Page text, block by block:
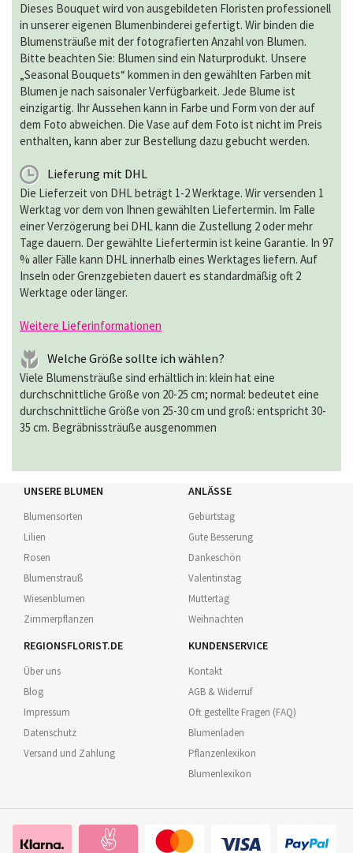
Dieses Bouquet wird von ausgebildeten Floristen professionell
in unserer eigenen Blumenbinderei gefertigt. Wir binden die
Blumensträuße mit der fotografierten Anzahl von Blumen.
Bitte beachten Sie: Blumen sind ein Naturprodukt. Unsere
„Seasonal Bouquets“ kommen in den gewählten Farben mit
Blumen je nach saisonaler Verfügbarkeit. Jede Blume ist
einzigartig. Ihr Aussehen kann in Farbe und Form von der auf
dem Foto abweichen. Die Vase auf dem Foto ist nicht im Preis
enthalten, kann aber zur Bestellung dazu gebucht werden.
Lieferung mit DHL
Die Lieferzeit von DHL beträgt 1-2 Werktage. Wir versenden 1
Werktag vor dem von Ihnen gewählten Liefertermin. Im Falle
einer Verzögerung bei DHL kann die Zustellung 2 oder mehr
Tage dauern. Der gewählte Liefertermin ist keine Garantie. In 97
% aller Fälle kann DHL innerhalb eines Werktages liefern. Auf
Inseln oder Grenzgebieten dauert es standardmäßig oft 2
Werktage oder länger.
Weitere Lieferinformationen
Welche Größe sollte ich wählen?
Viele Blumensträuße sind erhältlich in: klein hat eine
durchschnittliche Größe von 20-25 cm; normal: bedeutet eine
durchschnittliche Größe von 25-30 cm und groß: entspricht 30-
35 cm. Begräbnissträuße ausgenommen
UNSERE BLUMEN
Blumensorten
Lilien
Rosen
Blumenstrauß
Wiesenblumen
Zimmerpflanzen
ANLÄSSE
Geburtstag
Gute Besserung
Dankeschön
Valentinstag
Muttertag
Weihnachten
REGIONSFLORIST.DE
Über uns
Blog
Impressum
Datenschutz
Versand und Zahlung
KUNDENSERVICE
Kontakt
AGB & Widerruf
Oft gestellte Fragen (FAQ)
Blumenladen
Pflanzenlexikon
Blumenlexikon